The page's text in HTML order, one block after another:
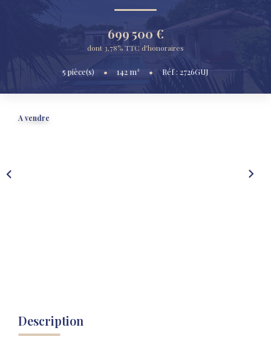
GESTION LOCATIVE
QUI SOMMES NOUS
699 500 €
dont 3,78% TTC d'honoraires
5 pièce(s) • 142m² • Réf : 2726GUJ
A vendre
Description